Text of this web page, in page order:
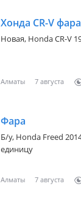
Хонда CR-V фара
Новая, Honda CR-V
Алматы 7 августа
Фара
Б/y, Honda Freed
единицу
Алматы 7 августа